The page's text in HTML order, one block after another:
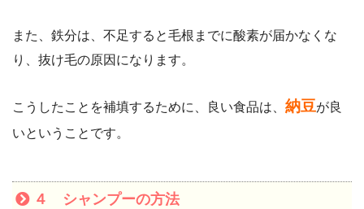
また、鉄分は、不足すると毛根までに酸素が届かなくな
り、抜け毛の原因になります。
こうしたことを補填するために、良い食品は、 納豆が良
いということです。
４ シャンプーの方法